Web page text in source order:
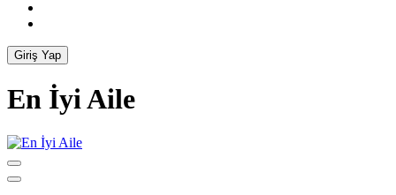
Giriş Yap
En İyi Aile